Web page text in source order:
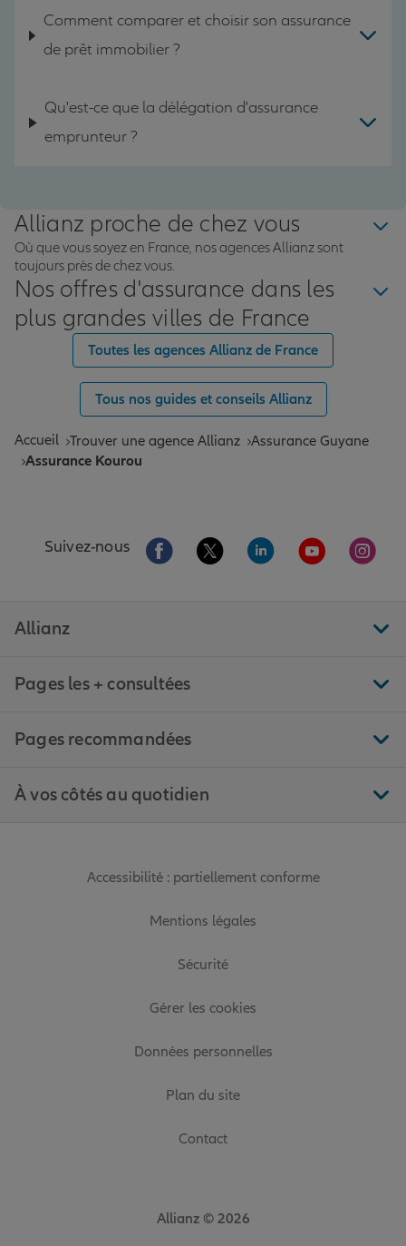
Comment comparer et choisir son assurance
de prêt immobilier ?
Qu'est-ce que la délégation d'assurance
emprunteur ?
Allianz proche de chez vous
Où que vous soyez en France, nos agences Allianz sont
toujours près de chez vous.
Nos offres d'assurance dans les
plus grandes villes de France
Toutes les agences Allianz de France
Tous nos guides et conseils Allianz
Accueil Trouver une agence Allianz Assurance Guyane
Assurance Kourou
Suivez-nous Aller sur la page Facebook de Allianz
Aller sur la page Twitter de
Aller sur la page
Aller sur la
Aller
Allianz
Pages les + consultées
Pages recommandées
À vos côtés au quotidien
Accessibilité : partiellement conforme
Mentions légales
Sécurité
Gérer les cookies
Données personnelles
Plan du site
Contact
Allianz © 2026